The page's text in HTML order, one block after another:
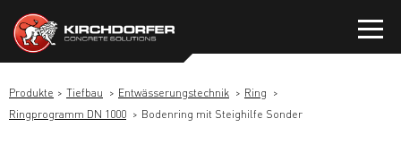
Inhalt
springen
Produkte Tiefbau Entwässerungstechnik
Ring
Ringprogramm DN 1000
Bodenring mit Steighilfe Sonder